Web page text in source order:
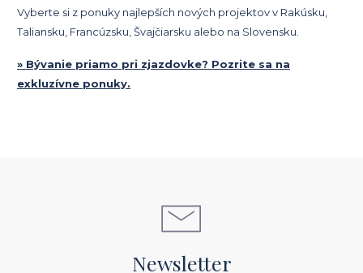
Vyberte si z ponuky najlepších nových projektov v Rakúsku,
Taliansku, Francúzsku, Švajčiarsku alebo na Slovensku.
» Bývanie priamo pri zjazdovke? Pozrite sa na
exkluzívne ponuky.
Newsletter